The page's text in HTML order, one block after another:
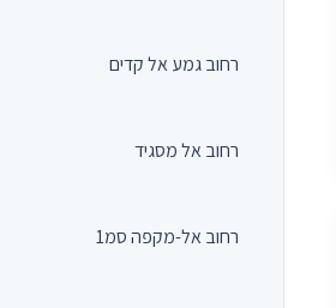
רחוב גמע אל קדים
רחוב אל מסגיד
רחוב אל-מקפה סמ1